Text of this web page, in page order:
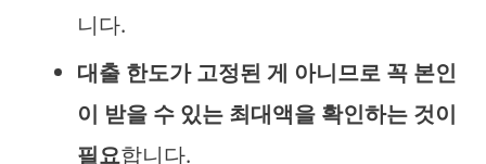
니다.
대출 한도가 고정된 게 아니므로 꼭 본인
이 받을 수 있는 최대액을 확인하는 것이
필요합니다.